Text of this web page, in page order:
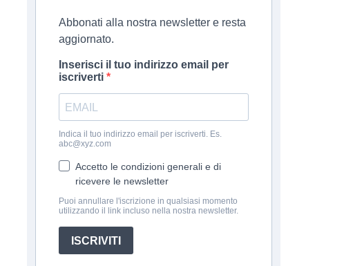
Abbonati alla nostra newsletter e resta
aggiornato.
Inserisci il tuo indirizzo email per
iscriverti
Indica il tuo indirizzo email per iscriverti. Es.
abc@xyz.com
Accetto le condizioni generali e di
ricevere le newsletter
Puoi annullare l'iscrizione in qualsiasi momento
utilizzando il link incluso nella nostra newsletter.
ISCRIVITI